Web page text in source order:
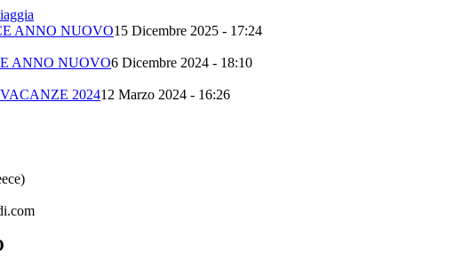
ANNO NUOVO15 Dicembre 2025 - 17:24
ANNO NUOVO6 Dicembre 2024 - 18:10
202412 Marzo 2024 - 16:26